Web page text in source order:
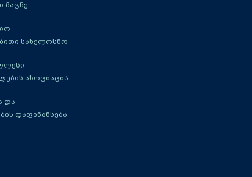
მაცნე
სახელოსნო
ასოციაცია
და
დაფინანსება